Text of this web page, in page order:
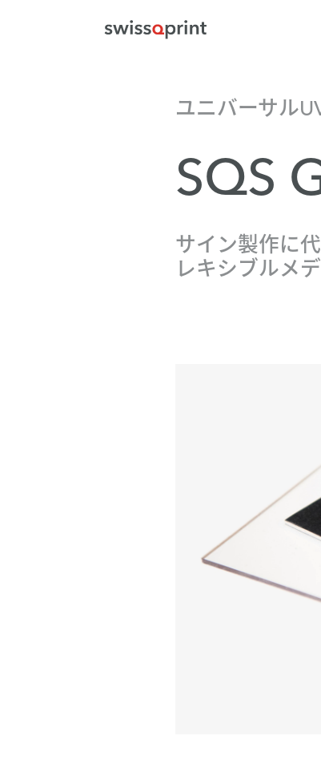
ユニバーサル
SQS
サイン製作に
レキシブルメ